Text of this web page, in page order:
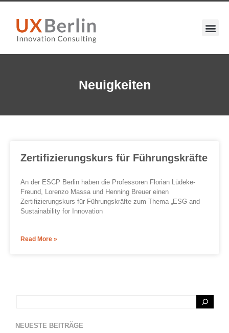
Neuigkeiten
Zertifizierungskurs für Führungskräfte
An der ESCP Berlin haben die Professoren Florian Lüdeke-
Freund, Lorenzo Massa und Henning Breuer einen
Zertifizierungskurs für Führungskräfte zum Thema „ESG and
Sustainability for Innovation
Read More »
NEUESTE BEITRÄGE